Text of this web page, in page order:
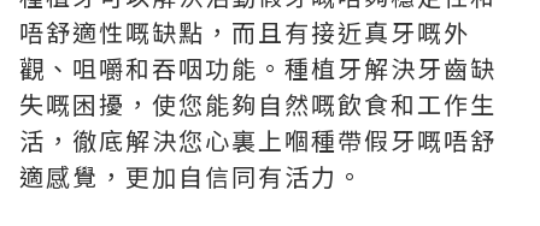
唔舒適性嘅缺點，而且有接近真牙嘅外
觀、咀嚼和吞咽功能。種植牙解決牙齒缺
失嘅困擾，使您能夠自然嘅飲食和工作生
活，徹底解決您心裏上嗰種帶假牙嘅唔舒
適感覺，更加自信同有活力。